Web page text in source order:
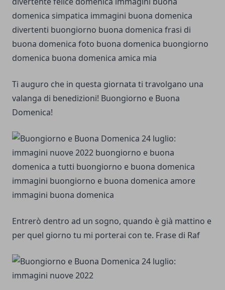
Ti auguro che in questa giornata ti travolgano una
valanga di benedizioni! Buongiorno e Buona
Domenica!
Entrerò dentro ad un sogno, quando è già mattino e
per quel giorno tu mi porterai con te. Frase di Raf